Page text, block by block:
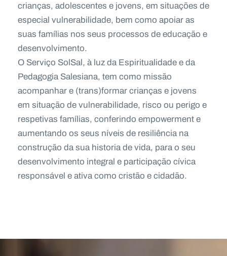
crianças, adolescentes e jovens, em situações de
especial vulnerabilidade, bem como apoiar as
suas famílias nos seus processos de educação e
desenvolvimento.
O Serviço SolSal, à luz da Espiritualidade e da
Pedagogia Salesiana, tem como missão
acompanhar e (trans)formar crianças e jovens
em situação de vulnerabilidade, risco ou perigo e
respetivas famílias, conferindo empowerment e
aumentando os seus níveis de resiliência na
construção da sua historia de vida, para o seu
desenvolvimento integral e participação cívica
responsável e ativa como cristão e cidadão.